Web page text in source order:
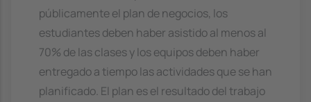
públicamente el plan de negocios, los
estudiantes deben haber asistido al menos al
70% de las clases y los equipos deben haber
entregado a tiempo las actividades que se han
planificado. El plan es el resultado del trabajo